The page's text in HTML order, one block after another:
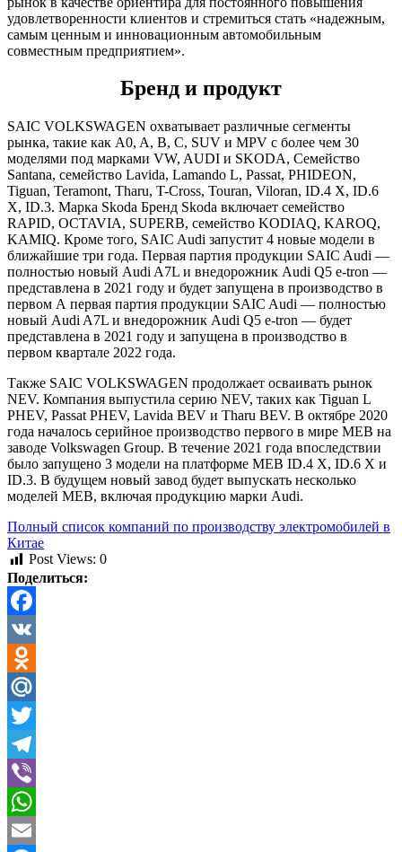
удовлетворенности клиентов и стремиться стать «надежным,
самым ценным и инновационным автомобильным
совместным предприятием».
Бренд и продукт
SAIC VOLKSWAGEN охватывает различные сегменты
рынка, такие как A0, A, B, C, SUV и MPV с более чем 30
моделями под марками VW, AUDI и SKODA, Семейство
Santana, семейство Lavida, Lamando L, Passat, PHIDEON,
Tiguan, Teramont, Tharu, T-Cross, Touran, Viloran, ID.4 X, ID.6
X, ID.3. Марка Skoda Бренд Skoda включает семейство
RAPID, OCTAVIA, SUPERB, семейство KODIAQ, KAROQ,
KAMIQ. Кроме того, SAIC Audi запустит 4 новые модели в
ближайшие три года. Первая партия продукции SAIC Audi —
полностью новый Audi A7L и внедорожник Audi Q5 e-tron —
представлена в 2021 году и будет запущена в производство в
первом А первая партия продукции SAIC Audi — полностью
новый Audi A7L и внедорожник Audi Q5 e-tron — будет
представлена в 2021 году и запущена в производство в
первом квартале 2022 года.
Также SAIC VOLKSWAGEN продолжает осваивать рынок
NEV. Компания выпустила серию NEV, таких как Tiguan L
PHEV, Passat PHEV, Lavida BEV и Tharu BEV. В октябре 2020
года началось серийное производство первого в мире MEB на
заводе Volkswagen Group. В течение 2021 года впоследствии
было запущено 3 модели на платформе MEB ID.4 X, ID.6 X и
ID.3. В будущем новый завод будет выпускать несколько
моделей MEB, включая продукцию марки Audi.
Полный список компаний по производству электромобилей в
Китае
Post Views: 0
Поделиться:
Facebook
VK
Odnoklassniki
Mail.Ru
Twitter
Telegram
Viber
WhatsApp